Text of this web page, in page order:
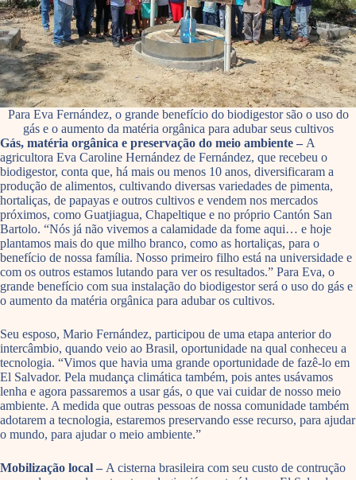
Para Eva Fernández, o grande benefício do biodigestor são o uso do
gás e o aumento da matéria orgânica para adubar seus cultivos
Gás, matéria orgânica e preservação do meio ambiente – A
agricultora Eva Caroline Hernández de Fernández, que recebeu o
biodigestor, conta que, há mais ou menos 10 anos, diversificaram a
produção de alimentos, cultivando diversas variedades de pimenta,
hortaliças, de papayas e outros cultivos e vendem nos mercados
próximos, como Guatjiagua, Chapeltique e no próprio Cantón San
Bartolo. “Nós já não vivemos a calamidade da fome aqui… e hoje
plantamos mais do que milho branco, como as hortaliças, para o
benefício de nossa família. Nosso primeiro filho está na universidade e
com os outros estamos lutando para ver os resultados.” Para Eva, o
grande benefício com sua instalação do biodigestor será o uso do gás e
o aumento da matéria orgânica para adubar os cultivos.
Seu esposo, Mario Fernández, participou de uma etapa anterior do
intercâmbio, quando veio ao Brasil, oportunidade na qual conheceu a
tecnologia. “Vimos que havia uma grande oportunidade de fazê-lo em
El Salvador. Pela mudança climática também, pois antes usávamos
lenha e agora passaremos a usar gás, o que vai cuidar de nosso meio
ambiente. A medida que outras pessoas de nossa comunidade também
adotarem a tecnologia, estaremos preservando esse recurso, para ajudar
o mundo, para ajudar o meio ambiente.”
Mobilização local – A cisterna brasileira com seu custo de contrução